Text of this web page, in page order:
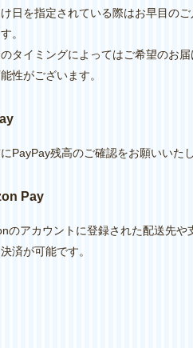
日を指定されている際はお早目の
。
タイミングによってはご希望のお
性がございます。
PayPay残高のご確認をお願いいたし
Pay
のアカウントに登録された配送先や
済が可能です。